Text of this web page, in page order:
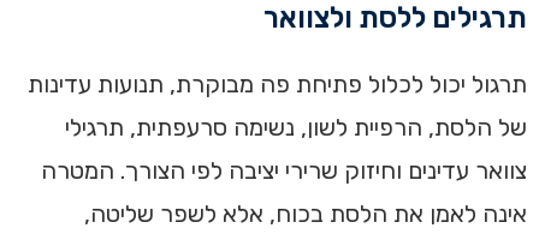
תרגילים ללסת ולצוואר
תרגול יכול לכלול פתיחת פה מבוקרת, תנועות עדינות
של הלסת, הרפיית לשון, נשימה סרעפתית, תרגילי
צוואר עדינים וחיזוק שרירי יציבה לפי הצורך. המטרה
אינה לאמן את הלסת בכוח, אלא לשפר שליטה,